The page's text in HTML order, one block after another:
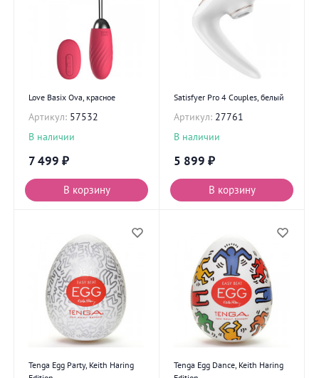
Love Basix Ova, красное
Артикул: 57532
В наличии
7 499 ₽
В корзину
Satisfyer Pro 4 Couples, белый
Артикул: 27761
В наличии
5 899 ₽
В корзину
Tenga Egg Party, Keith Haring
Tenga Egg Dance, Keith Haring